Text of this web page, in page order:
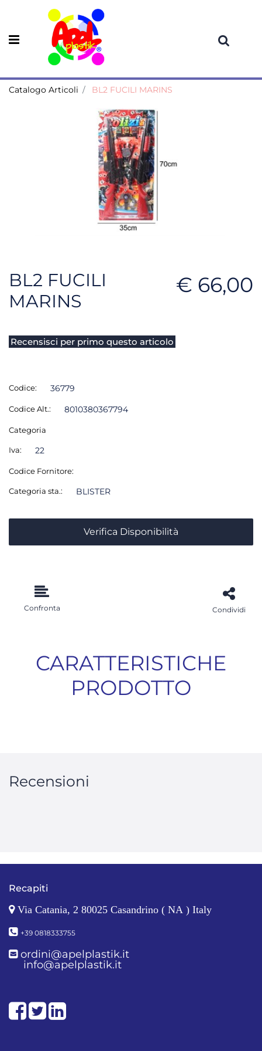
Open menu
Catalogo Articoli BL2 FUCILI MARINS
BL2 FUCILI
MARINS
€ 66,00
Recensisci per primo questo articolo
Codice: 36779
Codice Alt.: 8010380367794
Categoria
Iva: 22
Codice Fornitore:
Categoria sta.: BLISTER
Verifica Disponibilità
Confronta Condividi
CARATTERISTICHE
PRODOTTO
Recensioni
Recapiti
Via Catania, 2 80025 Casandrino ( NA ) Italy
+39 0818333755
ordini@apelplastik.it
info@apelplastik.it
Facebook
TwitterLinkedIn